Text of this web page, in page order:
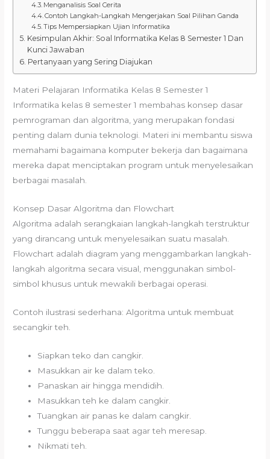
Menganalisis Soal Cerita
Contoh Langkah-Langkah Mengerjakan Soal Pilihan Ganda
Tips Mempersiapkan Ujian Informatika
Kesimpulan Akhir: Soal Informatika Kelas 8 Semester 1 Dan
Kunci Jawaban
Pertanyaan yang Sering Diajukan
Materi Pelajaran Informatika Kelas 8 Semester 1
Informatika kelas 8 semester 1 membahas konsep dasar
pemrograman dan algoritma, yang merupakan fondasi
penting dalam dunia teknologi. Materi ini membantu siswa
memahami bagaimana komputer bekerja dan bagaimana
mereka dapat menciptakan program untuk menyelesaikan
berbagai masalah.
Konsep Dasar Algoritma dan Flowchart
Algoritma adalah serangkaian langkah-langkah terstruktur
yang dirancang untuk menyelesaikan suatu masalah.
Flowchart adalah diagram yang menggambarkan langkah-
langkah algoritma secara visual, menggunakan simbol-
simbol khusus untuk mewakili berbagai operasi.
Contoh ilustrasi sederhana: Algoritma untuk membuat
secangkir teh.
Siapkan teko dan cangkir.
Masukkan air ke dalam teko.
Panaskan air hingga mendidih.
Masukkan teh ke dalam cangkir.
Tuangkan air panas ke dalam cangkir.
Tunggu beberapa saat agar teh meresap.
Nikmati teh.